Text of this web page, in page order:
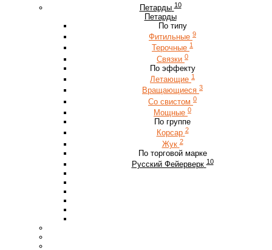
Петарды 10
Петарды
По типу
Фитильные 9
Терочные 1
Связки 0
По эффекту
Летающие 1
Вращающиеся 3
Со свистом 0
Мощные 0
По группе
Корсар 2
Жук 2
По торговой марке
Русский Фейерверк 10